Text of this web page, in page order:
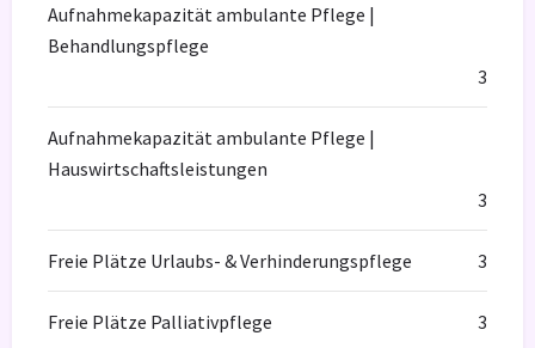
Aufnahmekapazität ambulante Pflege |
Behandlungspflege
3
Aufnahmekapazität ambulante Pflege |
Hauswirtschaftsleistungen
3
Freie Plätze Urlaubs- & Verhinderungspflege 3
Freie Plätze Palliativpflege 3